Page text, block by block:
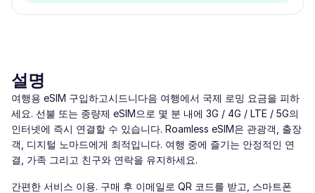
설명
여행용 eSIM 구입하고시드니다음 여행에서 국제 로밍 요금을 피하
세요. 선불 또는 종량제 eSIM으로 몇 분 내에 3G / 4G / LTE / 5G의
인터넷에 즉시 연결할 수 있습니다. Roamless eSIM은 관광객, 출장
객, 디지털 노마드에게 최적입니다. 여행 중에 즐기는 안정적인 연
결, 가족 그리고 친구와 연락을 유지하세요.
간편한 서비스 이용. 구매 후 이메일로 QR 코드를 받고, 스마트폰